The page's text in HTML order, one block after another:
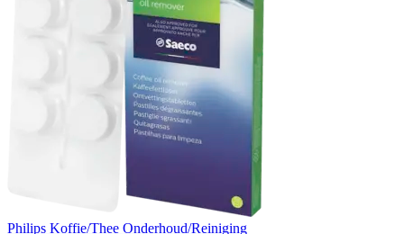
Philips Koffie/Thee Onderhoud/Reiniging